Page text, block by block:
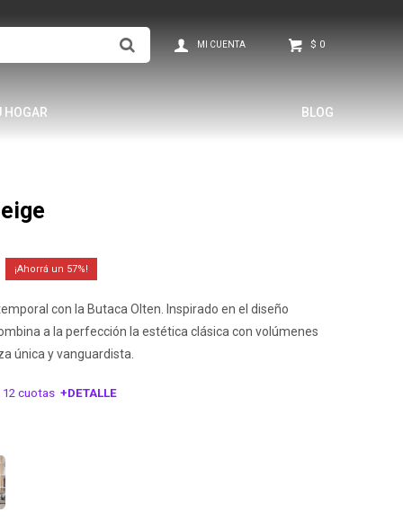
HOGAR BLOG
$ 0
57
con la Butaca Olten. Inspirado en el diseño
a la perfección la estética clásica con volúmenes
única y vanguardista.
12 cuotas +DETALLE